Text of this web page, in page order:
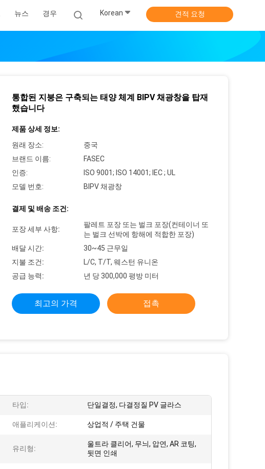
뉴스 경우 Korean 견적 요청
통합된 지붕은 구축되는 태양 체계 BIPV 채광창을 탑재
했습니다
제품 상세 정보:
원래 장소:
중국
브랜드 이름:
FASEC
인증:
ISO 9001; ISO 14001; IEC ; UL
모델 번호:
BIPV 채광창
결제 및 배송 조건:
포장 세부 사항:
팔레트 포장 또는 벌크 포장(컨테이너 또
는 벌크 선박에 항해에 적합한 포장)
배달 시간:
30~45 근무일
지불 조건:
L/C, T/T, 웨스턴 유니온
공급 능력:
년 당 300,000 평방 미터
최고의 가격 접촉
타입: 단일결정, 다결정질 PV 글라스
애플리케이션: 상업적 / 주택 건물
유리형:
울트라 클리어, 무늬, 압연, AR 코팅,
뒷면 인쇄